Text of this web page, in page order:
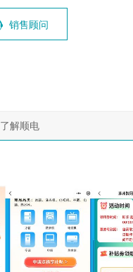
销售顾问
了解顺电